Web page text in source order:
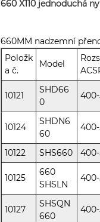
660 X110 jednoduchá
660MM nadzemní
Položk
a č.
Model
10121
SHD66
0
10124
SHDN6
60
10122 SHS660
10125
660
SHSLN
10127
SHSQN
660